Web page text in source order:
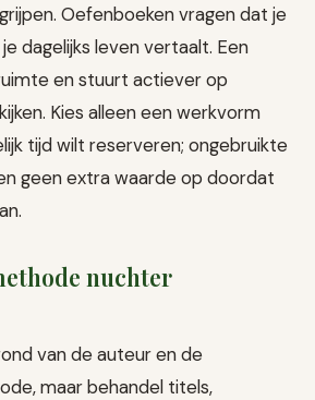
Oefenboeken vragen dat je
dagelijks leven vertaalt. Een
en stuurt actiever op
Kies alleen een werkvorm
tijd wilt reserveren; ongebruikte
geen extra waarde op doordat
nuchter
van de auteur en de
maar behandel titels,